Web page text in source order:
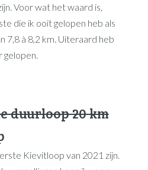
Voor wat het waard is,
die ik ooit gelopen heb als
7,8 à 8,2 km. Uiteraard heb
gelopen.
duurloop 20 km
Kievitloop van 2021 zijn.